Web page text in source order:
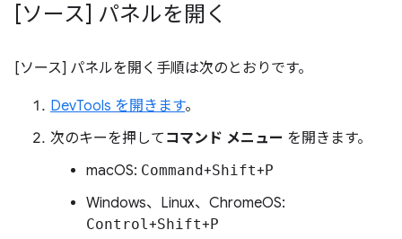
[ソース] パネルを開く
[ソース] パネルを開く手順は次のとおりです。
DevTools を開きます。
次のキーを押して コマンド メニュー を開きます。
macOS: Command+Shift+P
Windows、Linux、ChromeOS:
Control+Shift+P